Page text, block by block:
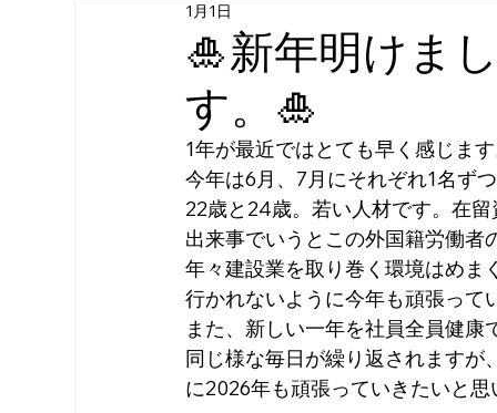
🎍新年明けま
す。🎍
1月1日
1年が最近ではとても早く感じま
今年は6月、7月にそれぞれ1名ず
22歳と24歳。若い人材です。在
出来事でいうとこの外国籍労働者
年々建設業を取り巻く環境はめま
行かれないように今年も頑張って
また、新しい一年を社員全員健
同じ様な毎日が繰り返されます
に2026年も頑張っていきたいと